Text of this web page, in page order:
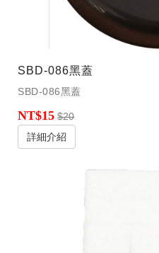
SBD-086黑蓋
SBD-086黑蓋
NT$15 $20
詳細介紹